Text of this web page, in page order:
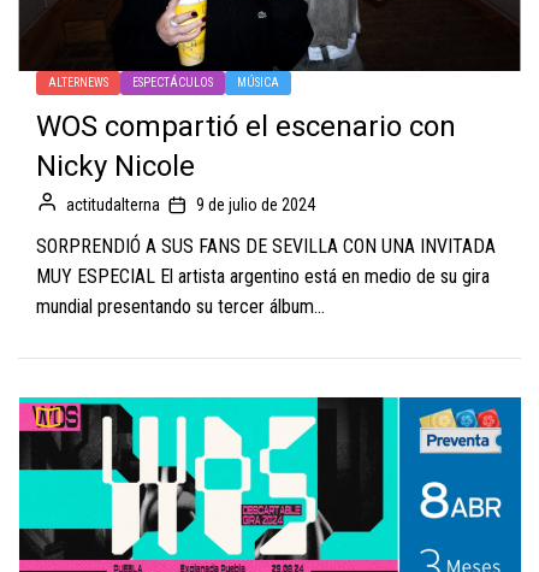
ALTERNEWS ESPECTÁCULOS MÚSICA
WOS compartió el escenario con
Nicky Nicole
actitudalterna 9 de julio de 2024
SORPRENDIÓ A SUS FANS DE SEVILLA CON UNA INVITADA
MUY ESPECIAL El artista argentino está en medio de su gira
mundial presentando su tercer álbum...